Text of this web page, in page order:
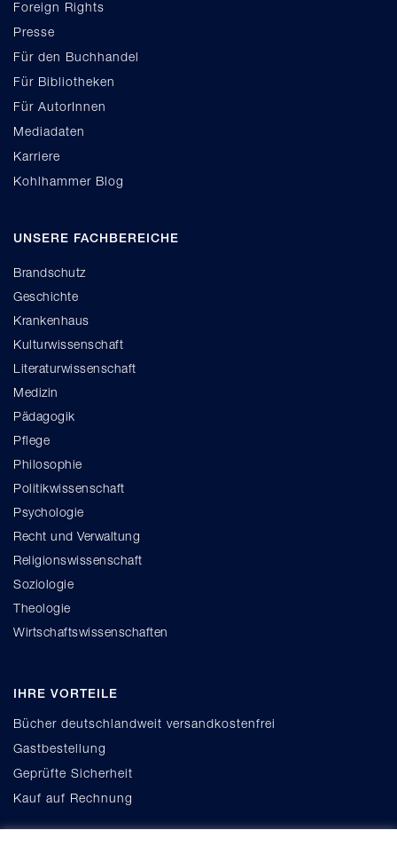
Foreign Rights
Presse
Für den Buchhandel
Für Bibliotheken
Für AutorInnen
Mediadaten
Karriere
Kohlhammer Blog
UNSERE FACHBEREICHE
Brandschutz
Geschichte
Krankenhaus
Kulturwissenschaft
Literaturwissenschaft
Medizin
Pädagogik
Pflege
Philosophie
Politikwissenschaft
Psychologie
Recht und Verwaltung
Religionswissenschaft
Soziologie
Theologie
Wirtschaftswissenschaften
IHRE VORTEILE
Bücher deutschlandweit versandkostenfrei
Gastbestellung
Geprüfte Sicherheit
Kauf auf Rechnung